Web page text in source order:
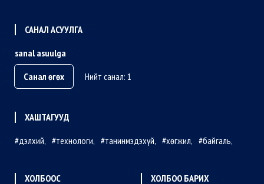
САНАЛ АСУУЛГА
sanal asuulga
Санал өгөх
Нийт санал: 1
ХАШТАГУУД
дэлхий
технологи танинмэдэхүй хөгжил байгаль
ХОЛБООС ХОЛБОО БАРИХ